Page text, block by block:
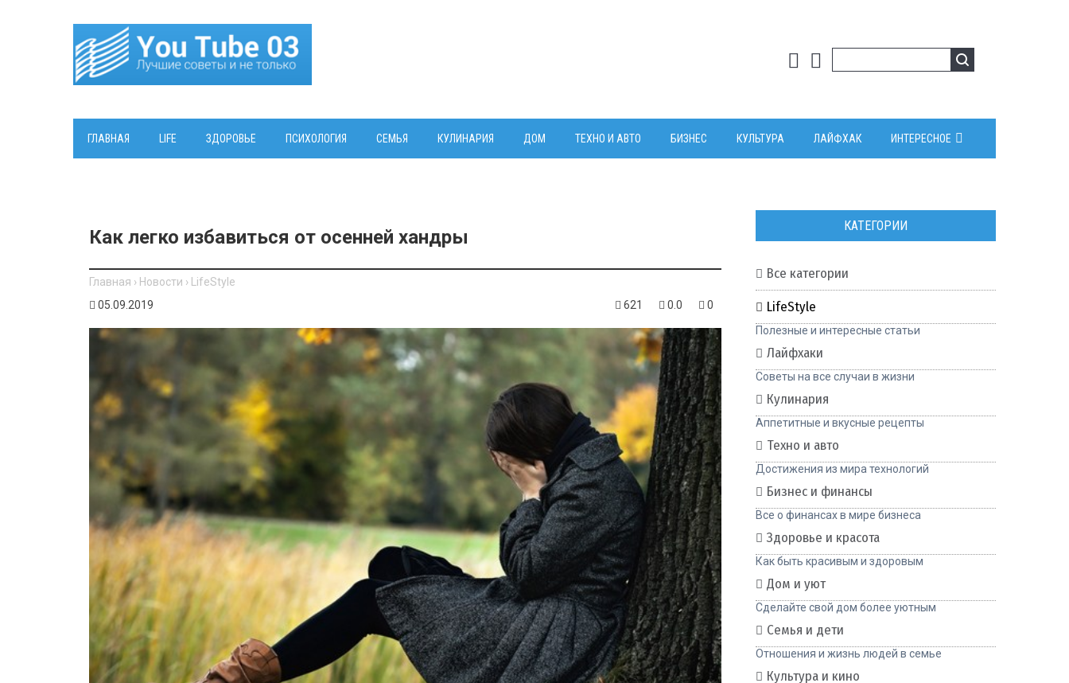
ГЛАВНАЯ LIFE ЗДОРОВЬЕ ПСИХОЛОГИЯ СЕМЬЯ КУЛИНАРИЯ ДОМ ТЕХНО И АВТО БИЗНЕС КУЛЬТУРА ЛАЙФХАК ИНТЕРЕСНОЕ
Как легко избавиться от осенней хандры
Главная › Новости › LifeStyle
05.09.2019
621 0.0 0
КАТЕГОРИИ
Все категории
LifeStyle
Полезные и интересные статьи
Лайфхаки
Советы на все случаи в жизни
Кулинария
Аппетитные и вкусные рецепты
Техно и авто
Достижения из мира технологий
Бизнес и финансы
Все о финансах в мире бизнеса
Здоровье и красота
Как быть красивым и здоровым
Дом и уют
Сделайте свой дом более уютным
Семья и дети
Отношения и жизнь людей в семье
Культура и кино